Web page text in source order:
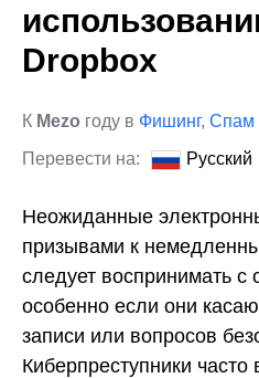
Dropbox
К Mezo году в Фишинг, Спам
Перевести на:
Русский
Неожиданные
призывами к
следует воспринимать с
особенно если они
записи или вопросов
Киберпреступники